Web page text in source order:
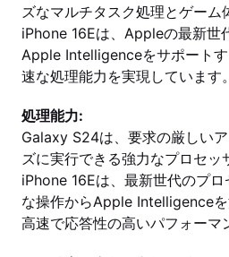
ズなマルチタスク処理とゲーム
iPhone 16Eは、Appleの最新世
Apple Intelligenceをサポート
速な処理能力を実現しています。
処理能力:
Galaxy S24は、要求の厳しい
ズに実行できる強力なプロセッ
iPhone 16Eは、最新世代のプ
な操作からApple Intelligenceを
高速で応答性の高いパフォーマ